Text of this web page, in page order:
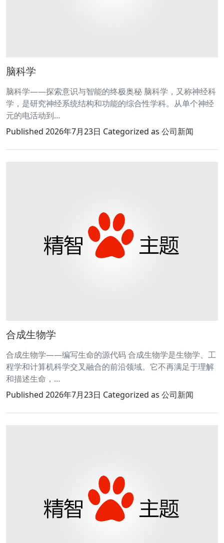
脑科学
脑科学——探索意识与智能的终极奥秘 脑科学，又称神经科
学，是研究神经系统结构和功能的综合性学科。从单个神经
元的电活动到…
Published 2026年7月23日 Categorized as 公司新闻
合成生物学
合成生物学——编写生命的源代码 合成生物学是生物学、工
程学和计算机科学交叉融合的前沿领域。它不再满足于理解
和描述生命，…
Published 2026年7月23日 Categorized as 公司新闻